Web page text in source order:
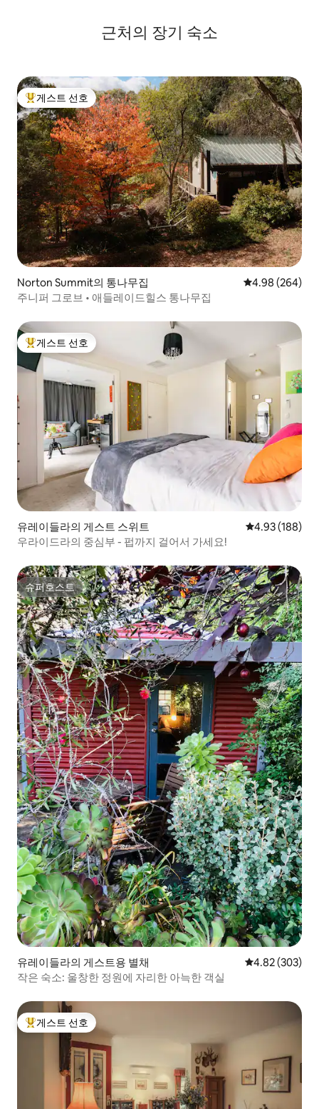
근처의 장기 숙소
상위 게스트 선호
게스트 선호
Norton Summit의 통나무집 평점 4.98점(5
4.98 (264)
주니퍼 그로브 • 애들레이드힐스 통나무집
상위 게스트 선호
게스트 선호
유레이들라의 게스트 스위트 평점 4.93점(5
4.93 (188)
우라이드라의 중심부 - 펍까지 걸어서 가세요!
슈퍼호스트
슈퍼호스트
유레이들라의 게스트용 별채 평점 4.82점(5
4.82 (303)
작은 숙소: 울창한 정원에 자리한 아늑한 객실
상위 게스트 선호
게스트 선호